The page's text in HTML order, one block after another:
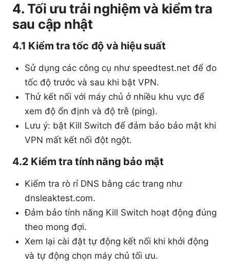
4. Tối ưu trải nghiệm và kiểm tra
sau cập nhật
4.1 Kiểm tra tốc độ và hiệu suất
Sử dụng các công cụ như speedtest.net để đo
tốc độ trước và sau khi bật VPN.
Thử kết nối với máy chủ ở nhiều khu vực để
xem độ ổn định và độ trễ (ping).
Lưu ý: bật Kill Switch để đảm bảo bảo mật khi
VPN mất kết nối đột ngột.
4.2 Kiểm tra tính năng bảo mật
Kiểm tra rò rỉ DNS bằng các trang như
dnsleaktest.com.
Đảm bảo tính năng Kill Switch hoạt động đúng
theo mong đợi.
Xem lại cài đặt tự động kết nối khi khởi động
và tự động chọn máy chủ tối ưu.